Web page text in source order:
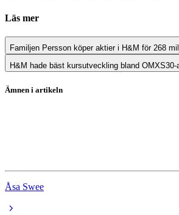
Läs mer
Familjen Persson köper aktier i H&M för 268
H&M hade bäst kursutveckling bland
Ämnen i artikeln
Åsa Swee